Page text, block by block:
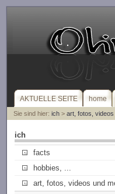
AKTUELLE SEITE home
Sie sind hier: ich> art, fotos,
ich
facts
hobbies, ...
art, fotos, videos und